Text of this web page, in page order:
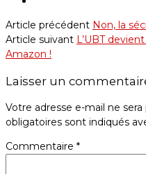
Article précédent Non, la
Article suivant L’UBT
Amazon !
Laisser un
Votre adresse e-mail ne sera
obligatoires sont indiqués
Commentaire *